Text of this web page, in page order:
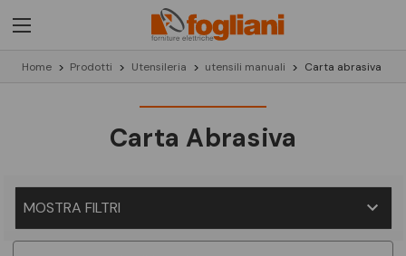
Home Prodotti Utensileria utensili manuali Carta abrasiva
Carta Abrasiva
MOSTRA FILTRI